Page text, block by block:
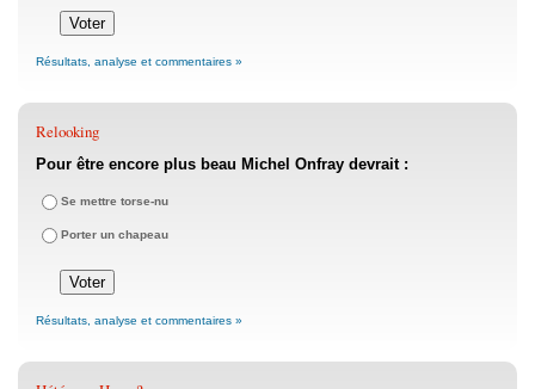
Résultats, analyse et commentaires »
Relooking
Pour être encore plus beau Michel Onfray devrait :
Se mettre torse-nu
Porter un chapeau
Résultats, analyse et commentaires »